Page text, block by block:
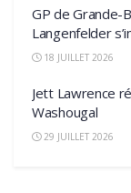
GP de Grande-
Langenfelder
18 JUILLET 2026
Jett Lawrence
Washougal
29 JUILLET 2026